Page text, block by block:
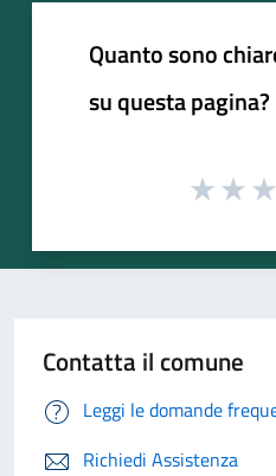
Quanto sono
su questa pagina?
Contatta il comune
Leggi le domande
Richiedi Assistenza